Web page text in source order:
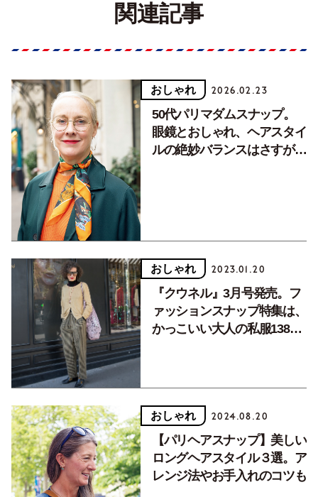
関連記事
おしゃれ 2026.02.23
50代パリマダムスナップ。
眼鏡とおしゃれ、ヘアスタイ
ルの絶妙バランスはさすがで
おしゃれ 2023.01.20
『クウネル』3月号発売。フ
ァッションスナップ特集は、
かっこいい大人の私服138通
おしゃれ 2024.08.20
【パリヘアスナップ】美しい
ロングヘアスタイル３選。ア
レンジ法やお手入れのコツも